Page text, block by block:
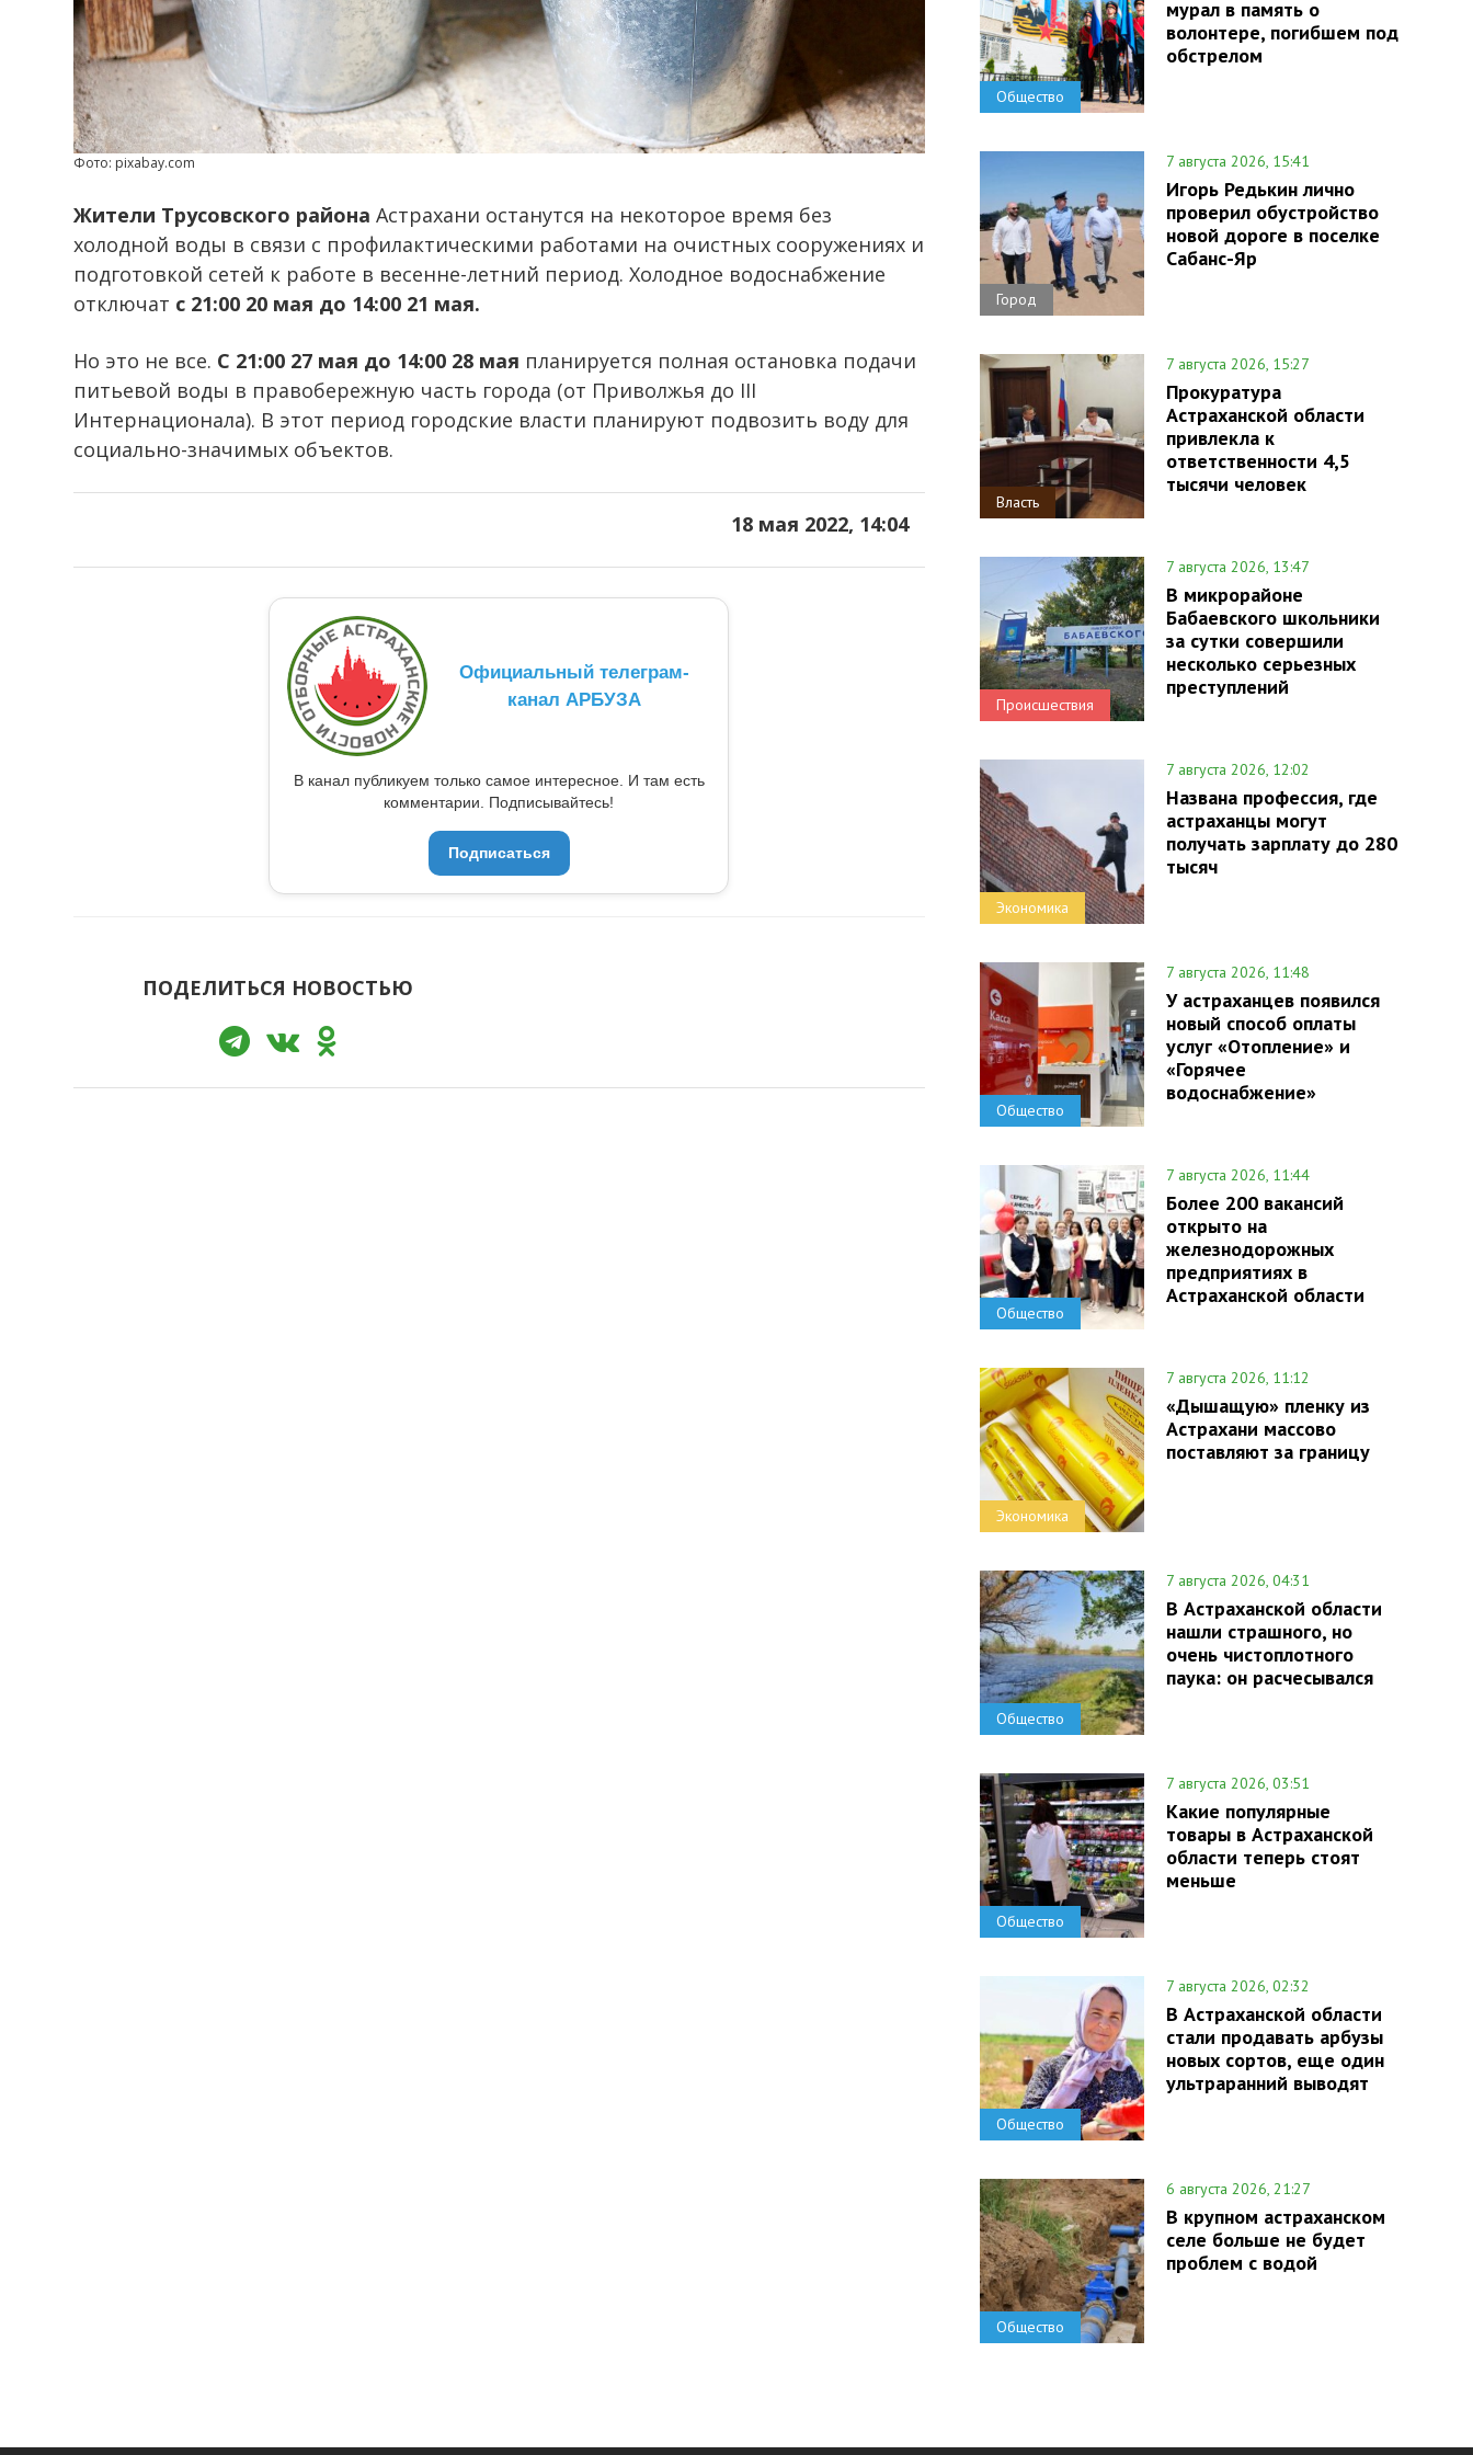
Фото: pixabay.com
Жители Трусовского района Астрахани останутся на некоторое время без
холодной воды в связи с профилактическими работами на очистных сооружениях и
подготовкой сетей к работе в весенне-летний период. Холодное водоснабжение
отключат с 21:00 20 мая до 14:00 21 мая.
Но это не все. С 21:00 27 мая до 14:00 28 мая планируется полная остановка подачи
питьевой воды в правобережную часть города (от Приволжья до III
Интернационала). В этот период городские власти планируют подвозить воду для
социально-значимых объектов.
18 мая 2022, 14:04
Официальный телеграм-
канал АРБУЗА
В канал публикуем только самое интересное. И там есть
комментарии. Подписывайтесь!
Подписаться
ПОДЕЛИТЬСЯ НОВОСТЬЮ
Общество
мурал в память о
волонтере, погибшем под
обстрелом
Город
7 августа 2026, 15:41
Игорь Редькин лично
проверил обустройство
новой дороге в поселке
Сабанс-Яр
Власть
7 августа 2026, 15:27
Прокуратура
Астраханской области
привлекла к
ответственности 4,5
тысячи человек
Происшествия
7 августа 2026, 13:47
В микрорайоне
Бабаевского школьники
за сутки совершили
несколько серьезных
преступлений
Экономика
7 августа 2026, 12:02
Названа профессия, где
астраханцы могут
получать зарплату до 280
тысяч
Общество
7 августа 2026, 11:48
У астраханцев появился
новый способ оплаты
услуг «Отопление» и
«Горячее
водоснабжение»
Общество
7 августа 2026, 11:44
Более 200 вакансий
открыто на
железнодорожных
предприятиях в
Астраханской области
Экономика
7 августа 2026, 11:12
«Дышащую» пленку из
Астрахани массово
поставляют за границу
Общество
7 августа 2026, 04:31
В Астраханской области
нашли страшного, но
очень чистоплотного
паука: он расчесывался
Общество
7 августа 2026, 03:51
Какие популярные
товары в Астраханской
области теперь стоят
меньше
Общество
7 августа 2026, 02:32
В Астраханской области
стали продавать арбузы
новых сортов, еще один
ультраранний выводят
Общество
6 августа 2026, 21:27
В крупном астраханском
селе больше не будет
проблем с водой